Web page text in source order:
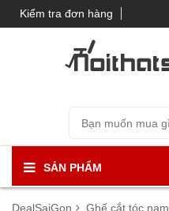
Kiểm tra đơn hàng
SẢN PHẨM
DealSaiGon Ghế cắt tóc nam